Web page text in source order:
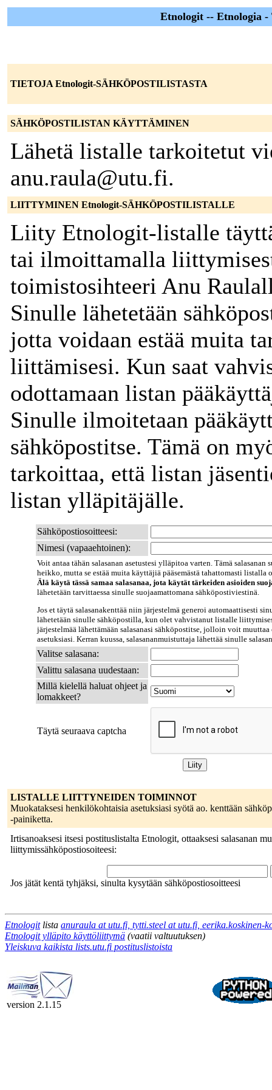
Etnologit -- Etnologia
TIETOJA Etnologit-SÄHKÖPOSTILISTASTA
SÄHKÖPOSTILISTAN KÄYTTÄMINEN
Lähetä listalle tarkoitetut
anu.raula@utu.fi.
LIITTYMINEN Etnologit-SÄHKÖPOSTILISTALLE
Liity Etnologit-listalle
tai ilmoittamalla
toimistosihteeri Anu
Sinulle lähetetään
jotta voidaan estää muita
liittämisesi. Kun saat
odottamaan listan
Sinulle ilmoitetaan
sähköpostitse. Tämä on
tarkoittaa, että listan
listan ylläpitäjälle.
Sähköpostiosoitteesi:
Nimesi (vapaaehtoinen):
Voit antaa tähän salasanan asetustesi ylläpitoa varten. Tämä salasanan
heikko, mutta se estää muita käyttäjiä pääsemästä tahattomasti
Älä käytä tässä samaa salasanaa, jota käytät tärkeiden asioiden
lähetetään tarvittaessa sinulle suojaamattomana sähköpostiviestinä.
Jos et täytä salasanakenttää niin järjestelmä generoi automaattisesti
lähetetään sinulle sähköpostilla, kun olet vahvistanut listalle
järjestelmää lähettämään salasanasi sähköpostitse, jolloin voit
asetuksiasi. Kerran kuussa, salasananmuistuttaja lähettää sinulle
Valitse salasana:
Valittu salasana uudestaan:
Millä kielellä haluat ohjeet ja
lomakkeet?
Täytä seuraava captcha
LISTALLE LIITTYNEIDEN TOIMINNOT
Muokataksesi henkilökohtaisia asetuksiasi syötä ao. kenttään
-painiketta.
Irtisanoaksesi itsesi postituslistalta Etnologit, ottaaksesi salasanan
liittymissähköpostiosoiteesi:
Jos jätät kentä tyhjäksi, sinulta kysytään sähköpostiosoitteesi
Etnologitlista anuraula at utu.fi, tytti.steel at utu.fi, eerika.koskinen-
Etnologit ylläpito käyttöliittymä (vaatii valtuutuksen)
Yleiskuva kaikista lists.utu.fi postituslistoista
version 2.1.15